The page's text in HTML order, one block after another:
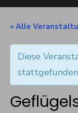
« Alle
Diese